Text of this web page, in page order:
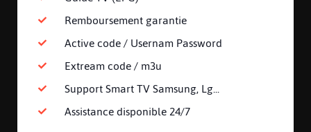
Remboursement garantie
Active code / Usernam Password
Extream code / m3u
Support Smart TV Samsung, Lg...
Assistance disponible 24/7